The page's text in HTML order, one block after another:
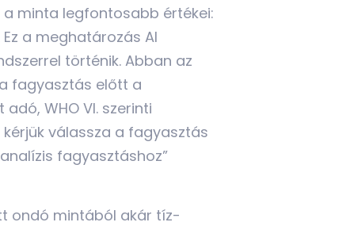
minta legfontosabb értékei:
a meghatározás AI
történik. Abban az
fagyasztás előtt a
WHO VI. szerinti
válassza a fagyasztás
fagyasztáshoz”
ondó mintából akár tíz-